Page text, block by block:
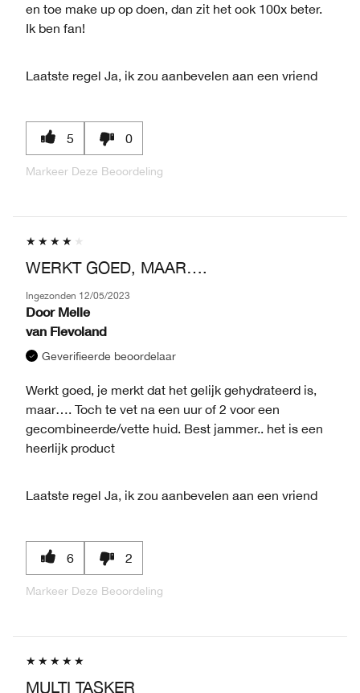
en toe make up op doen, dan zit het ook 100x beter.
Ik ben fan!
Laatste regel Ja, ik zou aanbevelen aan een vriend
5 0
Markeer Deze Beoordeling
WERKT GOED, MAAR….
Ingezonden 12/05/2023
Door Melle
van Flevoland
Geverifieerde beoordelaar
Werkt goed, je merkt dat het gelijk gehydrateerd is,
maar…. Toch te vet na een uur of 2 voor een
gecombineerde/vette huid. Best jammer.. het is een
heerlijk product
Laatste regel Ja, ik zou aanbevelen aan een vriend
6 2
Markeer Deze Beoordeling
MULTI TASKER